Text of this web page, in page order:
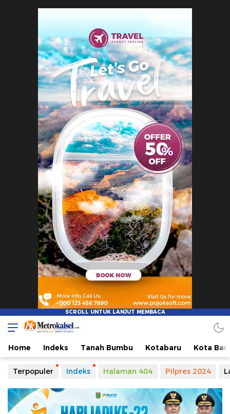
Metro Kalsel
Media Online Terkini, Faktual dan Mendidik
Home Indeks Tanah Bumbu Kotabaru Kota
Terpopuler Indeks Halaman 404 Pilpres 2024